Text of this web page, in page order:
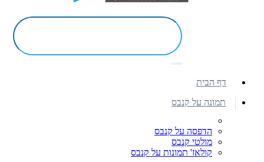
דף הבית
תמונה על קנבס
הדפסה על קנבס
מולטי קנבס
קולאז' תמונות על קנבס